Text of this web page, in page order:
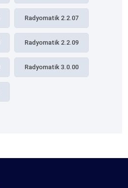
Radyomatik 2.2.07
Radyomatik 2.2.09
Radyomatik 3.0.00